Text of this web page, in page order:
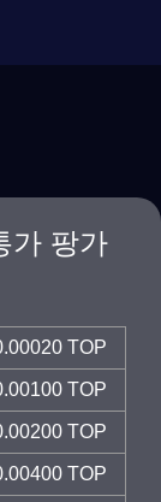
가 팡가
TOP
TOP
TOP
TOP